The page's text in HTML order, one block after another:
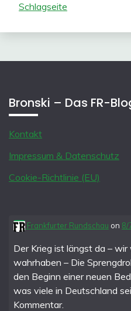
Schlagseite
Bronski – Das FR-
Kontakt
Impressum & Datenschutz
Cookie-Richtlinie (EU)
Frankfurter Rundschau on 8/
Der Krieg ist längst da –
wahrhaben – Die
den Beginn einer neuen
was viele in Deutschland
Kommentar.